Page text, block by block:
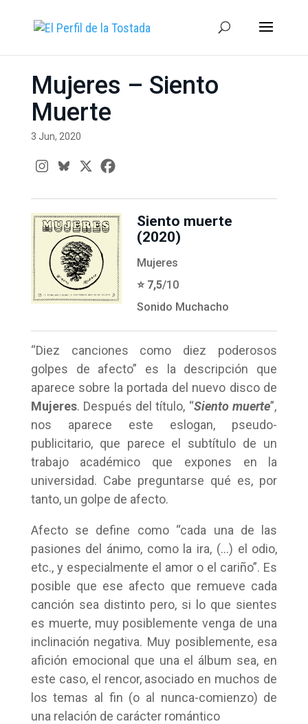
Mujeres – Siento
Muerte
3 Jun, 2020
Siento muerte
(2020)
Mujeres
⭐️ 7,5/10
Sonido Muchacho
“Diez canciones como diez poderosos
golpes de afecto” es la descripción que
aparece sobre la portada del nuevo disco de
Mujeres. Después del título, “Siento muerte”,
nos aparece este eslogan, pseudo-
publicitario, que parece el subtítulo de un
trabajo académico que expones en la
universidad. Cabe preguntarse qué es, por
tanto, un golpe de afecto.
Afecto se define como “cada una de las
pasiones del ánimo, como la ira, (…) el odio,
etc., y especialmente el amor o el cariño”. Es
posible que ese afecto que remueve cada
canción sea distinto pero, si lo que sientes
es muerte, muy posiblemente venga de una
inclinación negativa. Muy posiblemente, esa
afición emocional que una el álbum sea, en
este caso, el rencor, asociado en muchos de
los temas al fin (o al nunca-comienzo) de
una relación de carácter romántico